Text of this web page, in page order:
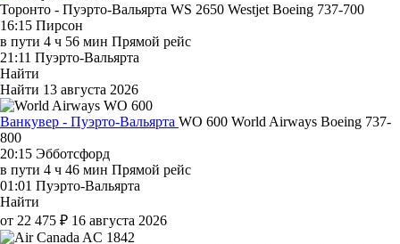
Торонто - Пуэрто-Вальярта WS 2650 Westjet Boeing 737-700
16:15 Пирсон
в пути 4 ч 56 мин Прямой рейс
21:11 Пуэрто-Вальярта
Найти
Найти 13 августа 2026
Ванкувер - Пуэрто-Вальярта WO 600 World Airways Boeing 737-
800
20:15 Эбботсфорд
в пути 4 ч 46 мин Прямой рейс
01:01 Пуэрто-Вальярта
Найти
от 22 475 ₽ 16 августа 2026